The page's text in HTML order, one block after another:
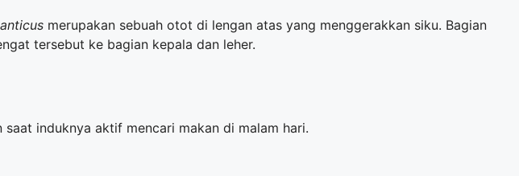
merupakan sebuah otot di lengan atas yang menggerakkan siku. Bagian
tersebut ke bagian kepala dan leher.
induknya aktif mencari makan di malam hari.